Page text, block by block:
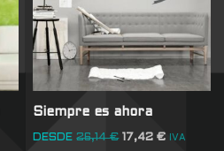
Siempre es ahora
DESDE 26,14€ 17,42€ IVA